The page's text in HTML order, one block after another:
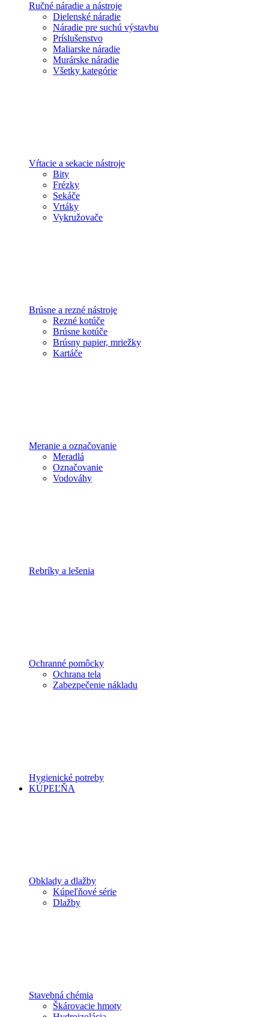
Ručné náradie a nástroje
Dielenské náradie
Náradie pre suchú výstavbu
Príslušenstvo
Maliarske náradie
Murárske náradie
Všetky kategórie
Vŕtacie a sekacie nástroje
Bity
Frézky
Sekáče
Vrtáky
Vykružovače
Brúsne a rezné nástroje
Rezné kotúče
Brúsne kotúče
Brúsny papier, mriežky
Kartáče
Meranie a označovanie
Meradlá
Označovanie
Vodováhy
Rebríky a lešenia
Ochranné pomôcky
Ochrana tela
Zabezpečenie nákladu
Hygienické potreby
KÚPEĽŇA
Obklady a dlažby
Kúpeľňové série
Dlažby
Stavebná chémia
Škárovacie hmoty